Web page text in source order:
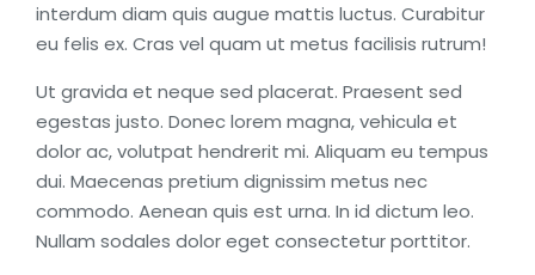
interdum diam quis augue mattis luctus. Curabitur
eu felis ex. Cras vel quam ut metus facilisis rutrum!
Ut gravida et neque sed placerat. Praesent sed
egestas justo. Donec lorem magna, vehicula et
dolor ac, volutpat hendrerit mi. Aliquam eu tempus
dui. Maecenas pretium dignissim metus nec
commodo. Aenean quis est urna. In id dictum leo.
Nullam sodales dolor eget consectetur porttitor.